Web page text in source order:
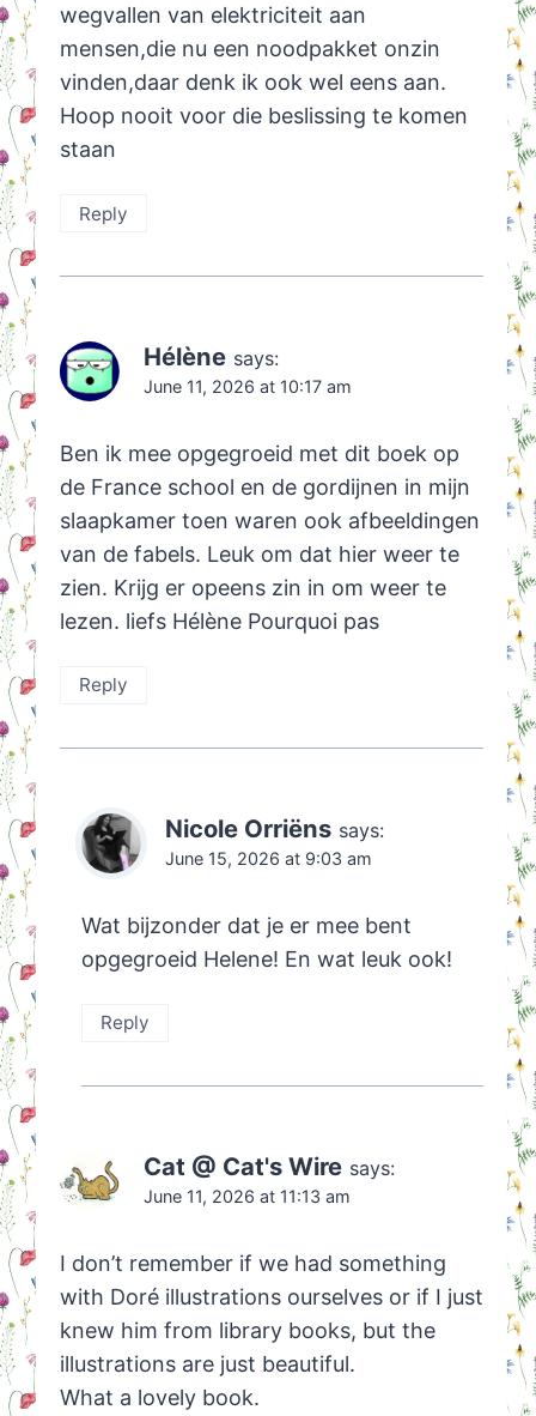
wegvallen van elektriciteit aan
mensen,die nu een noodpakket onzin
vinden,daar denk ik ook wel eens aan.
Hoop nooit voor die beslissing te komen
staan
Reply
Hélène says:
June 11, 2026 at 10:17 am
Ben ik mee opgegroeid met dit boek op
de France school en de gordijnen in mijn
slaapkamer toen waren ook afbeeldingen
van de fabels. Leuk om dat hier weer te
zien. Krijg er opeens zin in om weer te
lezen. liefs Hélène Pourquoi pas
Reply
Nicole Orriëns says:
June 15, 2026 at 9:03 am
Wat bijzonder dat je er mee bent
opgegroeid Helene! En wat leuk ook!
Reply
Cat @ Cat's Wire says:
June 11, 2026 at 11:13 am
I don’t remember if we had something
with Doré illustrations ourselves or if I just
knew him from library books, but the
illustrations are just beautiful.
What a lovely book.